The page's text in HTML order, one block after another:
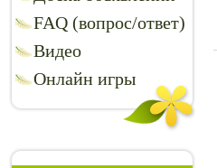
FAQ (вопрос/ответ)
Видео
Онлайн игры